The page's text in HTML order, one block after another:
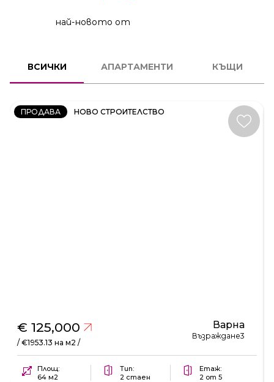
най-новото от
ВСИЧКИ АПАРТАМЕНТИ КЪЩИ
ПРОДАВА НОВО СТРОИТЕЛСТВО
СТАЕН
КОД:
231606
€ 125,000
/ €1953.13 на м2 /
Варна
Възраждане3
Площ:
64 м2
Тип:
2 стаен
Етаж:
2 от 5